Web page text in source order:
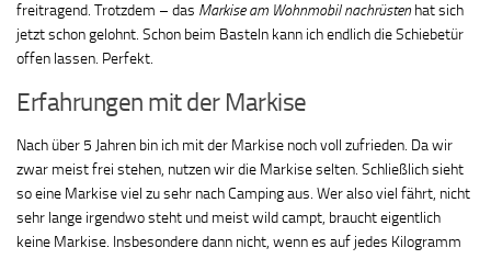
freitragend. Trotzdem – das Markise am Wohnmobil nachrüsten hat sich
jetzt schon gelohnt. Schon beim Basteln kann ich endlich die Schiebetür
offen lassen. Perfekt.
Erfahrungen mit der Markise
Nach über 5 Jahren bin ich mit der Markise noch voll zufrieden. Da wir
zwar meist frei stehen, nutzen wir die Markise selten. Schließlich sieht
so eine Markise viel zu sehr nach Camping aus. Wer also viel fährt, nicht
sehr lange irgendwo steht und meist wild campt, braucht eigentlich
keine Markise. Insbesondere dann nicht, wenn es auf jedes Kilogramm